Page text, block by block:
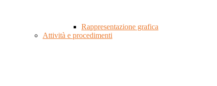
Rappresentazione grafica
Attività e procedimenti